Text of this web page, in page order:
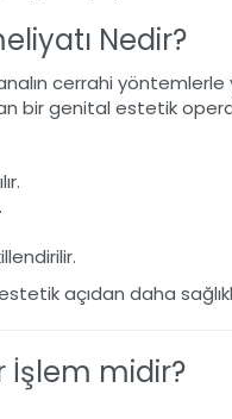
Nedir?
cerrahi yöntemlerle
bir genital estetik
açıdan daha
İşlem midir?